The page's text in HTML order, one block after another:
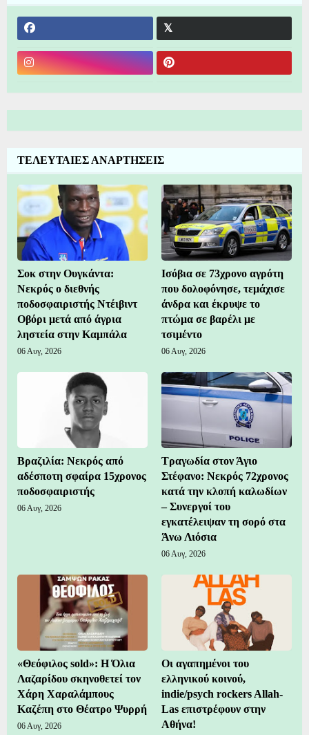
ΤΕΛΕΥΤΑΙΕΣ ΑΝΑΡΤΗΣΕΙΣ
Σοκ στην Ουγκάντα:
Νεκρός ο διεθνής
ποδοσφαιριστής Ντέιβιντ
Οβόρι μετά από άγρια
ληστεία στην Καμπάλα
06 Αυγ, 2026
Ισόβια σε 73χρονο αγρότη
που δολοφόνησε, τεμάχισε
άνδρα και έκρυψε το
πτώμα σε βαρέλι με
τσιμέντο
06 Αυγ, 2026
Βραζιλία: Νεκρός από
αδέσποτη σφαίρα 15χρονος
ποδοσφαιριστής
06 Αυγ, 2026
Τραγωδία στον Άγιο
Στέφανο: Νεκρός 72χρονος
κατά την κλοπή καλωδίων
– Συνεργοί του
εγκατέλειψαν τη σορό στα
Άνω Λιόσια
06 Αυγ, 2026
«Θεόφιλος sold»: Η Όλια
Λαζαρίδου σκηνοθετεί τον
Χάρη Χαραλάμπους
Καζέπη στο Θέατρο Ψυρρή
06 Αυγ, 2026
Οι αγαπημένοι του
ελληνικού κοινού,
indie/psych rockers Allah-
Las επιστρέφουν στην
Αθήνα!